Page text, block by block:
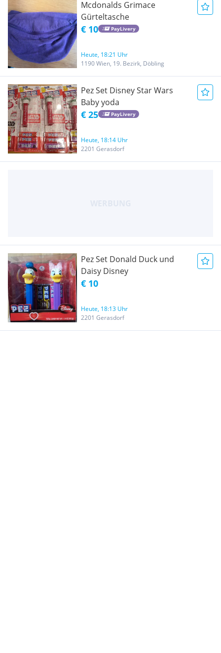
Mcdonalds Grimace
Gürteltasche
€ 10 PayLivery
Heute, 18:21 Uhr
1190 Wien, 19. Bezirk, Döbling
Pez Set Disney Star Wars
Baby yoda
€ 25 PayLivery
Heute, 18:14 Uhr
2201 Gerasdorf
Pez Set Donald Duck und
Daisy Disney
€ 10
Heute, 18:13 Uhr
2201 Gerasdorf